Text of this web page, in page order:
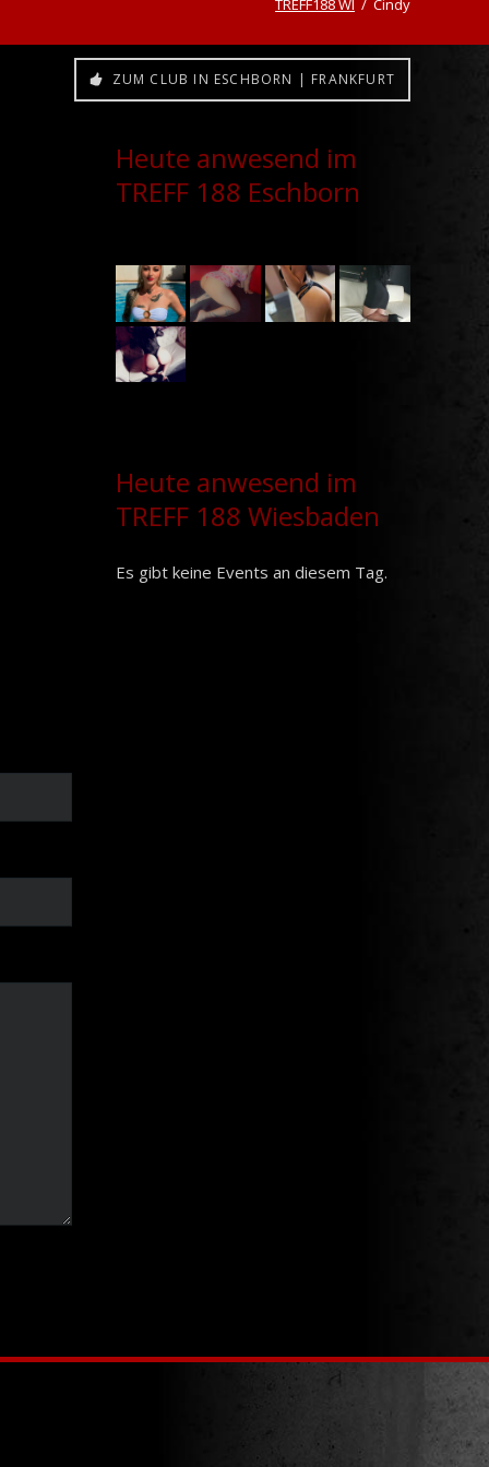
TREFF188 WI Cindy
ZUM CLUB IN ESCHBORN | FRANKFURT
Heute anwesend im
TREFF 188 Eschborn
Heute anwesend im
TREFF 188 Wiesbaden
Es gibt keine Events an diesem Tag.